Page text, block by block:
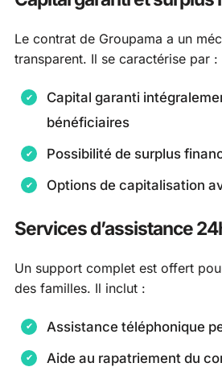
Le contrat de Groupama a un
transparent. Il se caractérise par :
Capital garanti
bénéficiaires
Possibilité de surplus
Options de capitalisation
Services d’assistance
Un support complet est offert
des familles. Il inclut :
Assistance téléphonique
Aide au rapatriement du